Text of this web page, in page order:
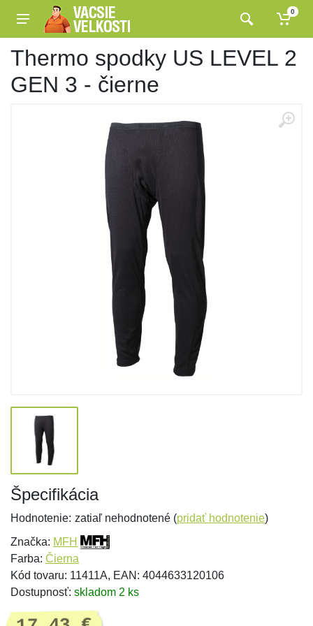
0
Thermo spodky US LEVEL 2
GEN 3 - čierne
Špecifikácia
Hodnotenie: zatiaľ nehodnotené (pridať hodnotenie)
Značka: MFH
Farba: Čierna
Kód tovaru: 11411A, EAN: 4044633120106
Dostupnosť: skladom 2 ks